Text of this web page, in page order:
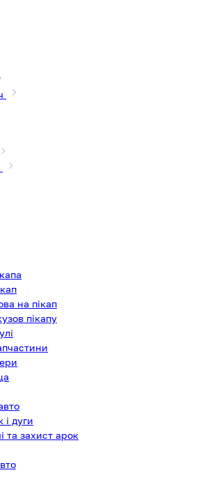
на пікап
пікапу
і дуги
та захист арок